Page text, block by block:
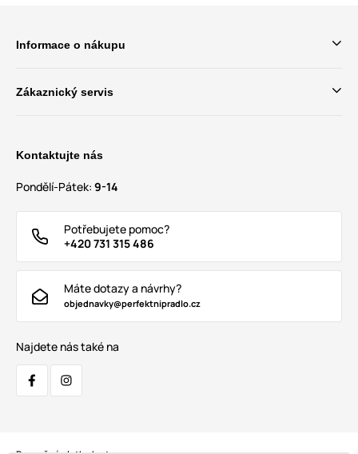
Informace o nákupu
Zákaznický servis
Kontaktujte nás
Pondělí-Pátek: 9-14
Potřebujete pomoc?
+420 731 315 486
Máte dotazy a návrhy?
objednavky@perfektnipradlo.cz
Najdete nás také na